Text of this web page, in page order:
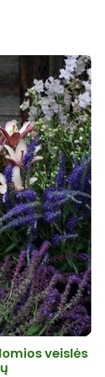
veislės